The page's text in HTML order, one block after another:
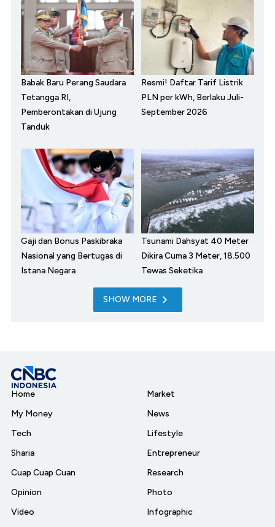
Babak Baru Perang Saudara
Tetangga RI,
Pemberontakan di Ujung
Tanduk
Resmi! Daftar Tarif Listrik
PLN per kWh, Berlaku Juli-
September 2026
Gaji dan Bonus Paskibraka
Nasional yang Bertugas di
Istana Negara
Tsunami Dahsyat 40 Meter
Dikira Cuma 3 Meter, 18.500
Tewas Seketika
SHOW MORE
Home
My Money
Tech
Sharia
Cuap Cuap Cuan
Opinion
Video
Market
News
Lifestyle
Entrepreneur
Research
Photo
Infographic